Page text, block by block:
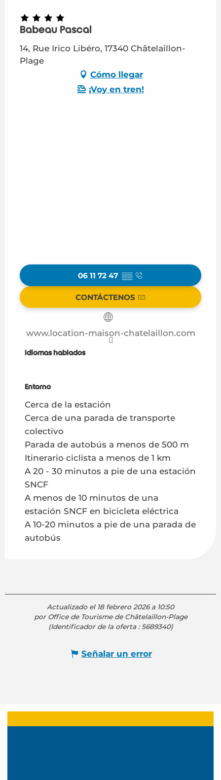
Babeau Pascal
14, Rue Irico Libéro, 17340 Châtelaillon-
Plage
Cómo llegar
¡Voy en tren!
06 11 72 47 ▒▒
CONTÁCTENOS
www.location-maison-chatelaillon.com
Idiomas hablados
Idiomas hablados
Entorno
Entorno
Cerca de la estación
Cerca de una parada de transporte
colectivo
Parada de autobús a menos de 500 m
Itinerario ciclista a menos de 1 km
A 20 - 30 minutos a pie de una estación
SNCF
A menos de 10 minutos de una
estación SNCF en bicicleta eléctrica
A 10-20 minutos a pie de una parada de
autobús
Actualizado el 18 febrero 2026 a 10:50
por Office de Tourisme de Châtelaillon-Plage
(Identificador de la oferta :5689340)
Señalar un error